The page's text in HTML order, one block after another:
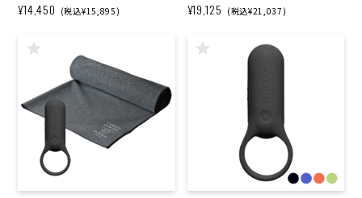
¥14,450 (税込¥15,895) ¥19,125 (税込¥21,037)